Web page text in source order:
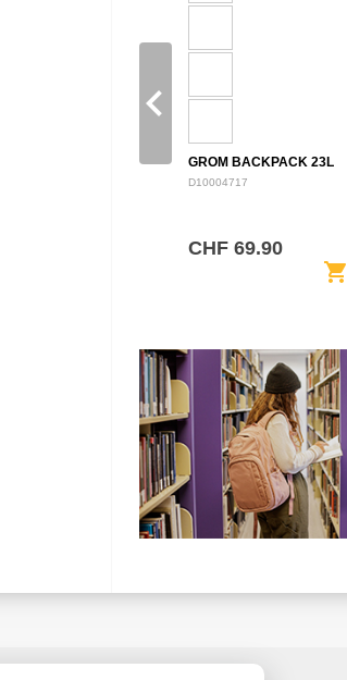
GROM BACKPACK 23L
D10004717
CHF 69.90
shopping_cart
navigate_before